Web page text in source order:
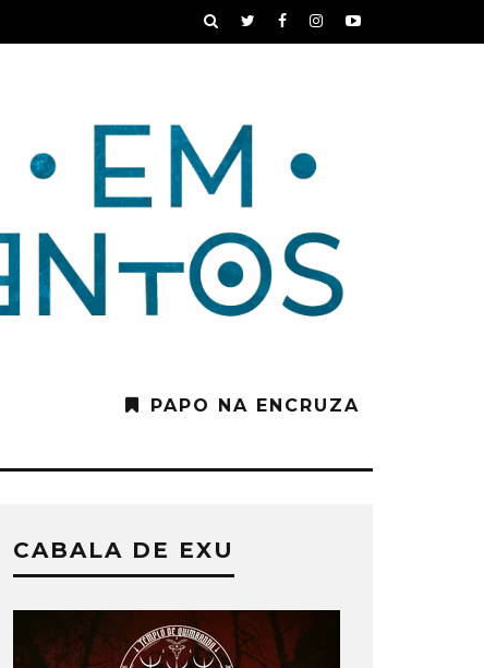
PAPO NA ENCRUZA
CABALA DE EXU